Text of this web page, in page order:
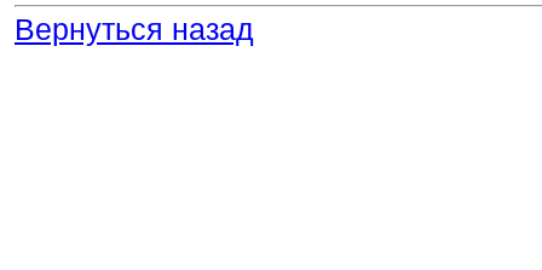
Вернуться назад